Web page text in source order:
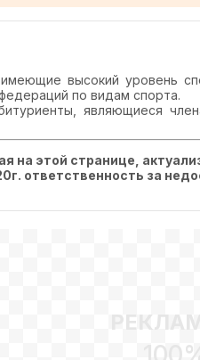
высокий уровень
по видам спорта.
являющиеся
на этой странице,
ответственность за